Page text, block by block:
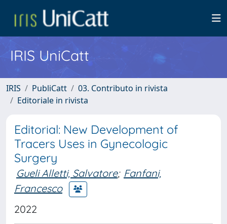
IRIS UniCatt
IRIS PubliCatt
03. Contributo in rivista
Editoriale in rivista
Editorial: New Development of
Tracers Uses in Gynecologic
Surgery
Gueli Alletti, Salvatore; Fanfani,
Francesco
2022